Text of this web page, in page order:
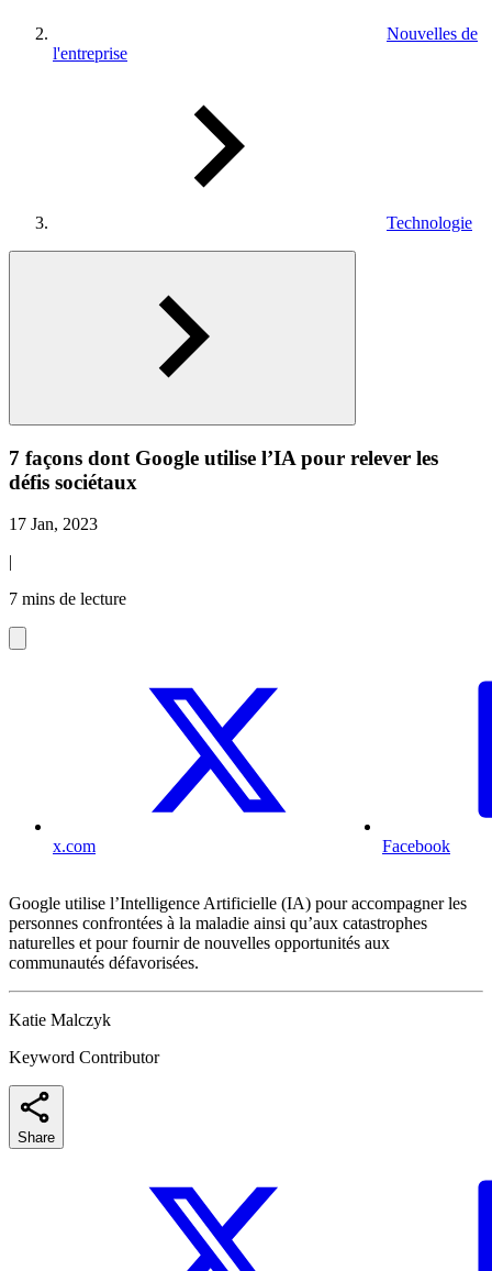
Nouvelles de
l'entreprise
Technologie
7 façons dont Google utilise l’IA pour relever les
défis sociétaux
17 Jan, 2023
|
7 mins de lecture
x.com Facebook
Google utilise l’Intelligence Artificielle (IA) pour accompagner les
personnes confrontées à la maladie ainsi qu’aux catastrophes
naturelles et pour fournir de nouvelles opportunités aux
communautés défavorisées.
Katie Malczyk
Keyword Contributor
Share